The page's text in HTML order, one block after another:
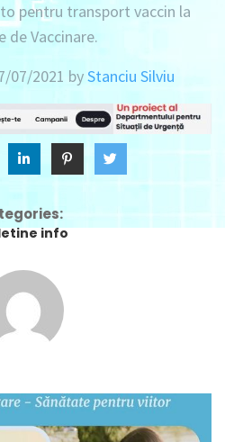
pentru transport vaccin la
de Vaccinare.
07/2021 byStanciu Silviu
info